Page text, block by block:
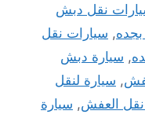
نقل دبش
, سيارات نقل
, سيارة دبش
, سيارة لنقل
نقل العفش, سيارة